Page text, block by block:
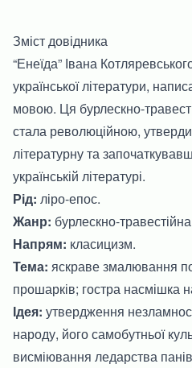
Зміст довідника
“Енеїда” Івана
української літератури,
мовою. Ця бурлескно-
стала революційною,
літературну та
українській літературі.
Рід: ліро-епос.
Жанр: бурлескно-
Напрям: класицизм.
Тема: яскраве змалювання
прошарків; гостра насмішка
Ідея: утвердження
народу, його самобутньої
висміювання ледарства